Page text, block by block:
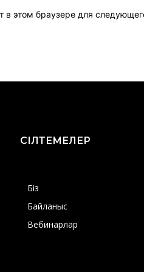
в этом браузере для
СІЛТЕМЕЛЕР
Біз
Байланыс
Вебинарлар